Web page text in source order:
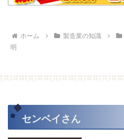
ホーム 製造業の知識
明
センベイさん